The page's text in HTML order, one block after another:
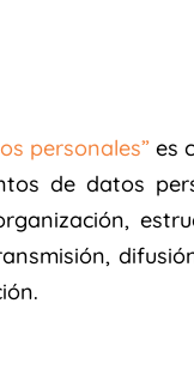
personales”es
de datos